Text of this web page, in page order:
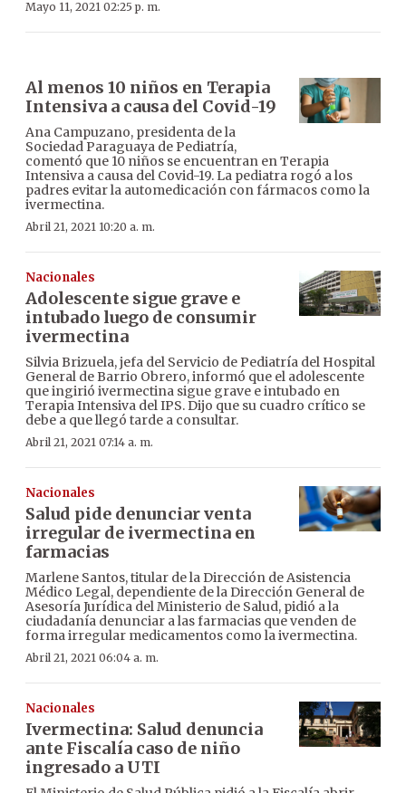
Mayo 11, 2021 02:25 p. m.
Al menos 10 niños en Terapia
Intensiva a causa del Covid-19
Ana Campuzano, presidenta de la
Sociedad Paraguaya de Pediatría,
comentó que 10 niños se encuentran en Terapia
Intensiva a causa del Covid-19. La pediatra rogó a los
padres evitar la automedicación con fármacos como la
ivermectina.
Abril 21, 2021 10:20 a. m.
Nacionales
Adolescente sigue grave e
intubado luego de consumir
ivermectina
Silvia Brizuela, jefa del Servicio de Pediatría del Hospital
General de Barrio Obrero, informó que el adolescente
que ingirió ivermectina sigue grave e intubado en
Terapia Intensiva del IPS. Dijo que su cuadro crítico se
debe a que llegó tarde a consultar.
Abril 21, 2021 07:14 a. m.
Nacionales
Salud pide denunciar venta
irregular de ivermectina en
farmacias
Marlene Santos, titular de la Dirección de Asistencia
Médico Legal, dependiente de la Dirección General de
Asesoría Jurídica del Ministerio de Salud, pidió a la
ciudadanía denunciar a las farmacias que venden de
forma irregular medicamentos como la ivermectina.
Abril 21, 2021 06:04 a. m.
Nacionales
Ivermectina: Salud denuncia
ante Fiscalía caso de niño
ingresado a UTI